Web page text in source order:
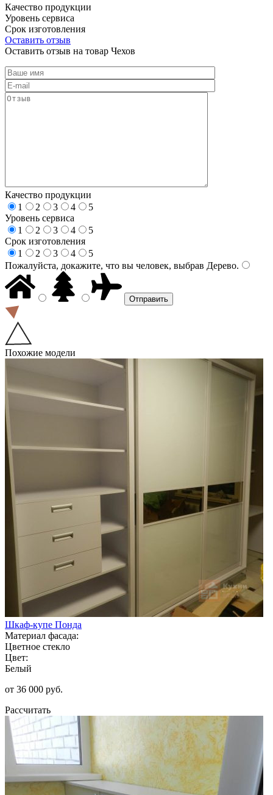
Качество продукции
Уровень сервиса
Срок изготовления
Оставить отзыв
Оставить отзыв на товар Чехов
Качество продукции
1
2 3 4
5
Уровень сервиса
1
2 3 4
5
Срок изготовления
1
2 3 4
5
Пожалуйста, докажите, что вы человек, выбрав Дерево.
Похожие модели
Шкаф-купе Понда
Материал фасада:
Цветное стекло
Цвет:
Белый
от 36 000 руб.
Рассчитать